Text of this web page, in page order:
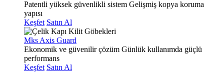
Patentli yüksek güvenlikli sistem Gelişmiş kopya koruma
yapısı
Keşfet Satın Al
Mks Axis Guard
Ekonomik ve güvenilir çözüm Günlük kullanımda güçlü
performans
Keşfet Satın Al